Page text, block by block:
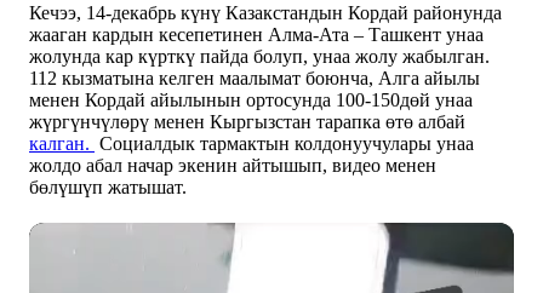
Кечээ, 14-декабрь күнү Казакстандын Кордай районунда
жааган кардын кесепетинен Алма-Ата – Ташкент унаа
жолунда кар күрткү пайда болуп, унаа жолу жабылган.
112 кызматына келген маалымат боюнча, Алга айылы
менен Кордай айылынын ортосунда 100-150дөй унаа
жүргүнчүлөрү менен Кыргызстан тарапка өтө албай
калган. Социалдык тармактын колдонуучулары унаа
жолдо абал начар экенин айтышып, видео менен
бөлүшүп жатышат.